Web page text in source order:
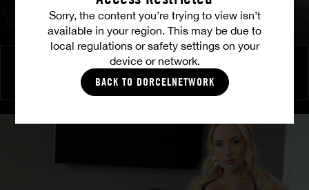
Sorry, the content you’re trying to view isn’t
available in your region. This may be due to
local regulations or safety settings on your
device or network.
BACK TO DORCELNETWORK
Brennende Freundschaft
MATTY MILA PEREZ